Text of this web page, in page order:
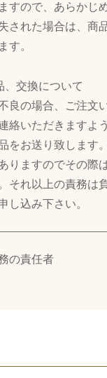
すので、あらかじ
された場合は、商
す。
、交換について
良の場合、ご注文
絡いただきますよ
をお送り致します
りますのでその際
それ以上の責務は
し込み下さい。
の責任者